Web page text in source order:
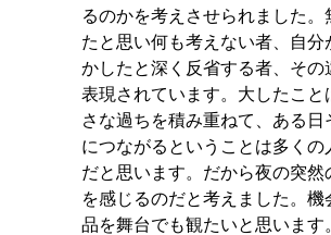
るのかを考えさせられました
たと思い何も考えない者、自分
かしたと深く反省する者、その
表現されています。大したこと
さな過ちを積み重ねて、ある
につながるということは多くの
だと思います。だから夜の突然
を感じるのだと考えました。
品を舞台でも観たいと思います